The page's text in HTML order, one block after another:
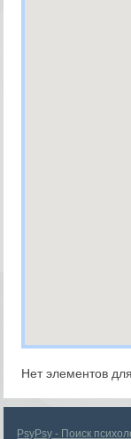
Нет элементов
PsyPsy - Поиск